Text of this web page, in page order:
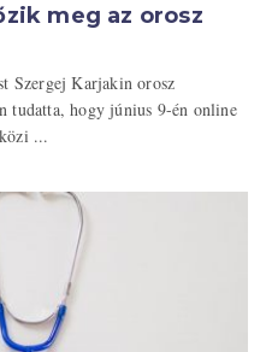
meg az orosz
Szergej Karjakin orosz
tudatta, hogy június 9-én online
...